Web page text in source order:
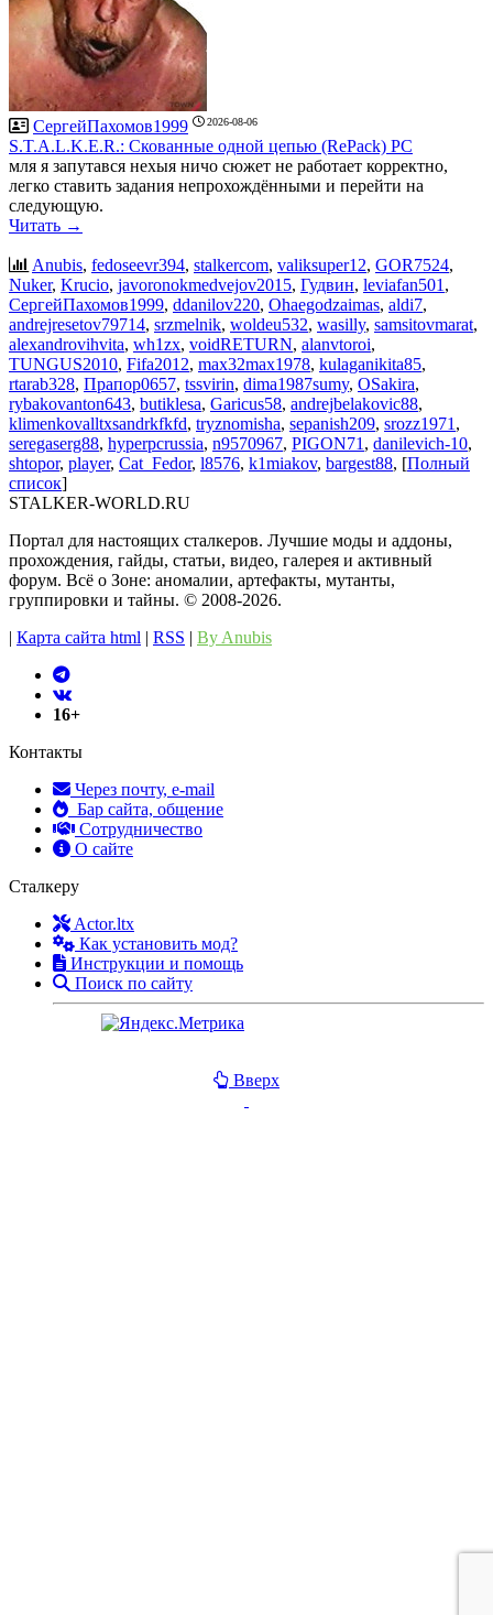
СергейПахомов1999 2026-08-06
S.T.A.L.K.E.R.: Скованные одной цепью (RePack) PC
мля я запутався нехыя ничо сюжет не работает корректно,
легко ставить задания непрохождёнными и перейти на
следующую.
Читать →
Anubis, fedoseevr394, stalkercom, valiksuper12, GOR7524,
Nuker, Krucio, javoronokmedvejov2015, Гудвин, leviafan501 ,
СергейПахомов1999, ddanilov220, Ohaegodzaimas, aldi7,
andrejresetov79714, srzmelnik, woldeu532, wasilly, samsitovmarat,
alexandrovihvita, wh1zx, voidRETURN, alanvtoroi,
TUNGUS2010, Fifa2012, max32max1978, kulaganikita85,
rtarab328, Прапор0657, tssvirin, dima1987sumy, OSakira,
rybakovanton643, butiklesa, Garicus58, andrejbelakovic88,
klimenkovalltxsandrkfkfd, tryznomisha, sepanish209, srozz1971 ,
seregaserg88, hyperpcrussia, n9570967, PIGON71 , danilevich-10,
shtopor, player, Cat_Fedor, l8576, k1miakov, bargest88, [Полный
список]
STALKER-WORLD.RU
Портал для настоящих сталкеров. Лучшие моды и аддоны,
прохождения, гайды, статьи, видео, галерея и активный
форум. Всё о Зоне: аномалии, артефакты, мутанты,
группировки и тайны. ©️ 2008-2026.
| Карта сайта html | RSS | By Anubis
16+
Контакты
Через почту, e-mail
Бар сайта, общение
Сотрудничество
О сайте
Сталкеру
Actor.ltx
Как установить мод?
Инструкции и помощь
Поиск по сайту
Вверх